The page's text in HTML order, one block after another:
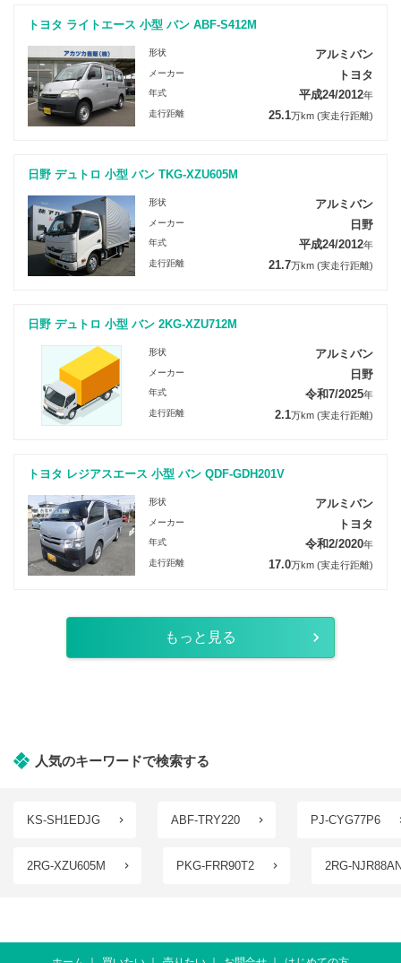
トヨタ ライトエース 小型 バン ABF-S412M
形状 アルミバン
メーカー トヨタ
年式 平成24/2012年
走行距離 25.1万km (実走行距離)
日野 デュトロ 小型 バン TKG-XZU605M
形状 アルミバン
メーカー 日野
年式 平成24/2012年
走行距離 21.7万km (実走行距離)
日野 デュトロ 小型 バン 2KG-XZU712M
形状 アルミバン
メーカー 日野
年式 令和7/2025年
走行距離 2.1万km (実走行距離)
トヨタ レジアスエース 小型 バン QDF-GDH201V
形状 アルミバン
メーカー トヨタ
年式 令和2/2020年
走行距離 17.0万km (実走行距離)
もっと見る
人気のキーワードで検索する
KS-SH1EDJG ABF-TRY220 PJ-CYG77P6
2RG-XZU605M PKG-FRR90T2 2RG-